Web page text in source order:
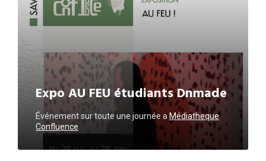
Expo AU FEU étudiants Dnmade
Événement sur toute une journéea Médiatheque
Confluence